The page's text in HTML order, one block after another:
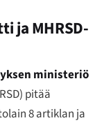
ja MHRSD-
ministeriö
pitää
8 artiklan ja